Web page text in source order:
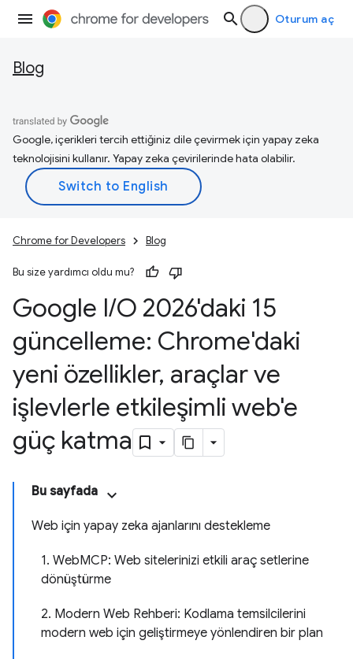
Oturum aç
Blog
Google, içerikleri tercih ettiğiniz dile çevirmek için yapay zeka
teknolojisini kullanır. Yapay zeka çevirilerinde hata olabilir.
Chrome for Developers Blog
Bu size yardımcı oldu mu?
Google I/O 2026'daki 15
güncelleme: Chrome'daki
yeni özellikler, araçlar ve
işlevlerle etkileşimli web'e
güç katma
Bu sayfada
Web için yapay zeka ajanlarını destekleme
1. WebMCP: Web sitelerinizi etkili araç setlerine
dönüştürme
2. Modern Web Rehberi: Kodlama temsilcilerini
modern web için geliştirmeye yönlendiren bir plan